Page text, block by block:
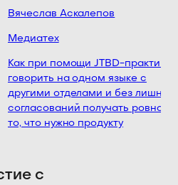
Вячеслав Аскалепов
Медиатех
Как при помощи JTBD-практик
говорить на одном языке с
другими отделами и без лишних
согласований получать ровно
то, что нужно продукту
с